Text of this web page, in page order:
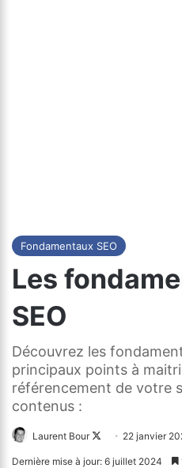
Fondamentaux SEO
Les
SEO
Découvrez les
principaux points à
référencement de votre
contenus :
Laurent Bour
Follow22 janvier
Dernière mise à jour: 6 juillet 2024